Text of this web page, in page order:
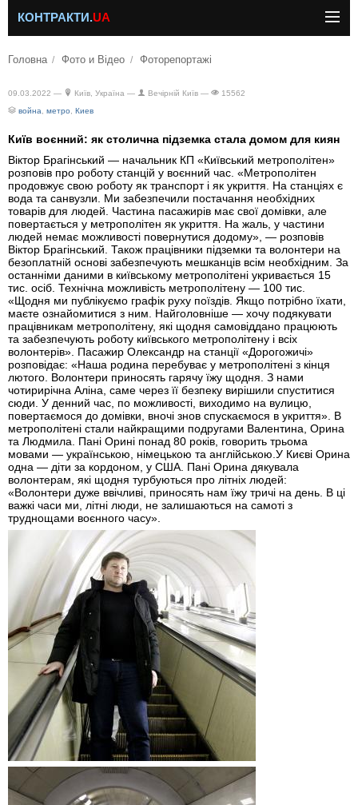
КОНТРАКТИ.UA
Головна Фото и Відео Фоторепортажі
09.03.2022 — Київ, Україна — Вечірній Київ —
15562
война
метро Киев
Київ воєнний: як столична підземка стала домом для киян
Віктор Брагінський — начальник КП «Київський метрополітен»
розповів про роботу станцій у воєнний час. «Метрополітен
продовжує свою роботу як транспорт і як укриття. На станціях є
вода та санвузли. Ми забезпечили постачання необхідних
товарів для людей. Частина пасажирів має свої домівки, але
повертається у метрополітен як укриття. На жаль, у частини
людей немає можливості повернутися додому», — розповів
Віктор Брагінський. Також працівники підземки та волонтери на
безоплатній основі забезпечують мешканців всім необхідним. За
останніми даними в київському метрополітені укривається 15
тис. осіб. Технічна можливість метрополітену — 100 тис.
«Щодня ми публікуємо графік руху поїздів. Якщо потрібно їхати,
маєте ознайомитися з ним. Найголовніше — хочу подякувати
працівникам метрополітену, які щодня самовіддано працюють
та забезпечують роботу київського метрополітену і всіх
волонтерів». Пасажир Олександр на станції «Дорогожичі»
розповідає: «Наша родина перебуває у метрополітені з кінця
лютого. Волонтери приносять гарячу їжу щодня. З нами
чотирирічна Аліна, саме через її безпеку вирішили спуститися
сюди. У денний час, по можливості, виходимо на вулицю,
повертаємося до домівки, вночі знов спускаємося в укриття». В
метрополітені стали найкращими подругами Валентина, Орина
та Людмила. Пані Орині понад 80 років, говорить трьома
мовами — українською, німецькою та англійською.У Києві Орина
одна — діти за кордоном, у США. Пані Орина дякувала
волонтерам, які щодня турбуються про літніх людей:
«Волонтери дуже ввічливі, приносять нам їжу тричі на день. В ці
важкі часи ми, літні люди, не залишаються на самоті з
труднощами воєнного часу».